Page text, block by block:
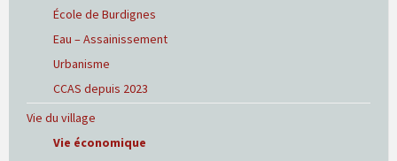
École de Burdignes
Eau – Assainissement
Urbanisme
CCAS depuis 2023
Vie du village
Vie économique